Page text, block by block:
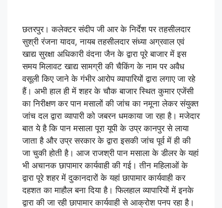
छतरपुर। कलेक्टर संदीप जी आर के निर्देश पर तहसीलदार
सुश्री रंजना यादव, नायब तहसीलदार संध्या अग्रवाल एवं
खाद्य सुरक्षा अधिकारी वंदना जैन के द्वारा पूरे बाजार में इस
समय मिलावट खाद्य सामग्री की चैकिंग के नाम पर अवैध
वसूली किए जाने के गंभीर आरोप व्यापारियों द्वारा लगाए जा रहे
हैं। अभी हाल ही में शहर के चौक बाजार स्थित कुमार एजेंसी
का निरीक्षण कर पान मसालों की जांच का नमूना लेकर संयुक्त
जांच दल द्वारा व्यापारी को जबरन धमकाया जा रहा है। मजेदार
बात ये है कि पान मसाला पूरा यूपी के उप्र कानपुर से लाया
जाता है और उप्र सरकार के द्वारा इसकी जांच पूर्व में ही की
जा चुकी होती है। आज राजश्री पान मसाला के डीलर के यहां
भी अचानक छापामार कार्यवाही की गई। तीन महिलाओं के
द्वारा पूरे शहर में दुकानदारों के यहां छापामार कार्यवाही कर
दहशत का माहौल बना दिया है। फिलहाल व्यापारियों में इनके
द्वारा की जा रही छापामार कार्यवाही से आक्रोश पनप रहा है।